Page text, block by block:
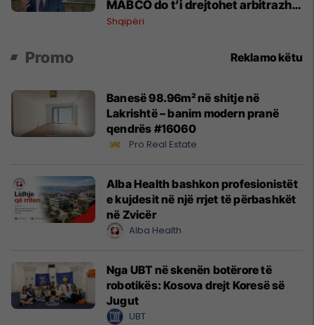
MABCO do t’i drejtohet arbitrazhit
ndërkombëtar
Shqipëri
Promo Reklamo këtu
Banesë 98.96m² në shitje në
Lakrishtë – banim modern pranë
qendrës #16060
Pro Real Estate
Alba Health bashkon profesionistët
e kujdesit në një rrjet të përbashkët
në Zvicër
Alba Health
Nga UBT në skenën botërore të
robotikës: Kosova drejt Koresë së
Jugut
UBT